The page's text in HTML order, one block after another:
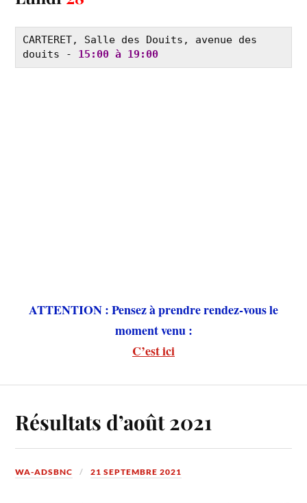
CARTERET, Salle des Douits, avenue des
douits - 15:00 à 19:00
ATTENTION : Pensez à prendre rendez-vous le
moment venu :
C’est ici
Résultats d’août 2021
WA-ADSBNC 21 SEPTEMBRE 2021